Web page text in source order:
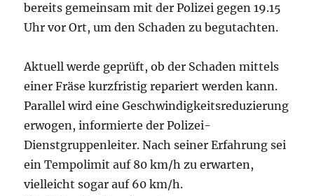
bereits gemeinsam mit der Polizei gegen 19.15
Uhr vor Ort, um den Schaden zu begutachten.
Aktuell werde geprüft, ob der Schaden mittels
einer Fräse kurzfristig repariert werden kann.
Parallel wird eine Geschwindigkeitsreduzierung
erwogen, informierte der Polizei-
Dienstgruppenleiter. Nach seiner Erfahrung sei
ein Tempolimit auf 80 km/h zu erwarten,
vielleicht sogar auf 60 km/h.